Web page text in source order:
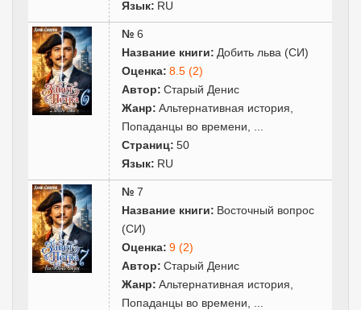
Язык: RU
№ 6
Название книги: Добить льва (СИ)
Оценка: 8.5 (2)
Автор: Старый Денис
Жанр: Альтернативная история
Попаданцы во времени
Страниц: 50
Язык: RU
№ 7
Название книги: Восточный вопрос
(СИ)
Оценка: 9 (2)
Автор: Старый Денис
Жанр: Альтернативная история
Попаданцы во времени